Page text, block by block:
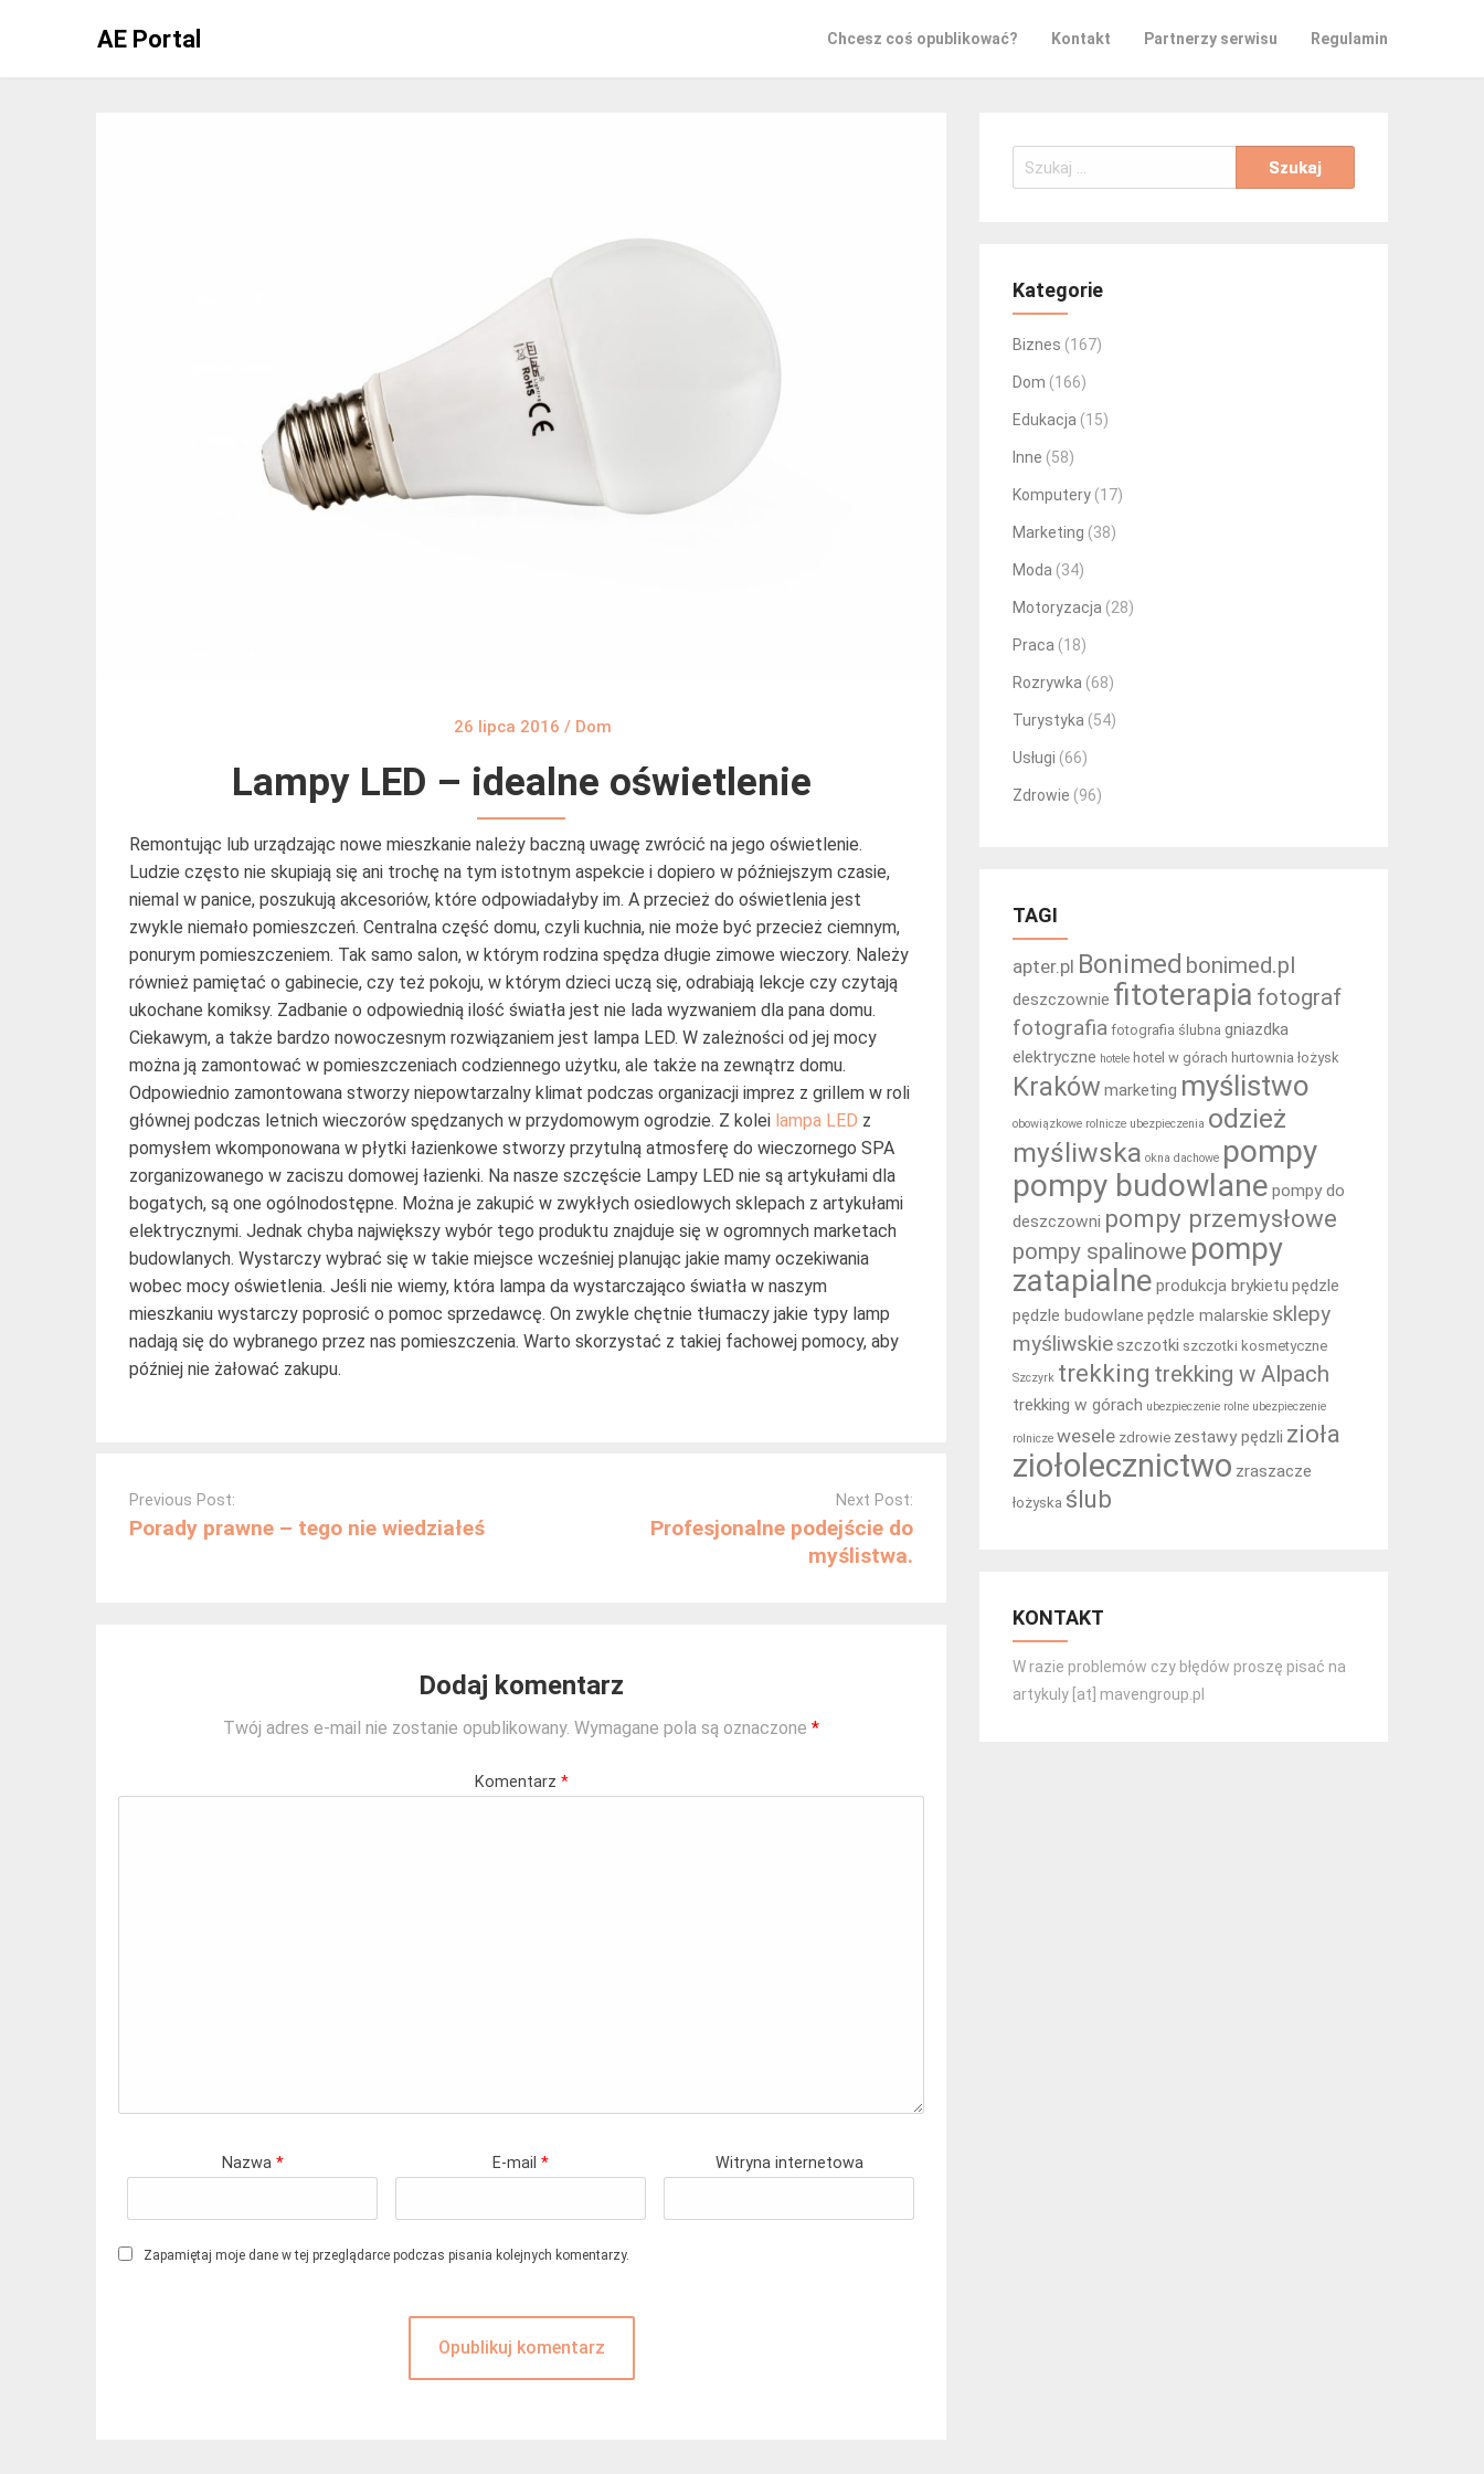
AE Portal Chcesz coś opublikować? Kontakt Partnerzy serwisu Regulamin
26 lipca 2016 / Dom
Lampy LED – idealne oświetlenie
Remontując lub urządzając nowe mieszkanie należy baczną uwagę zwrócić na jego oświetlenie.
Ludzie często nie skupiają się ani trochę na tym istotnym aspekcie i dopiero w późniejszym czasie,
niemal w panice, poszukują akcesoriów, które odpowiadałyby im. A przecież do oświetlenia jest
zwykle niemało pomieszczeń. Centralna część domu, czyli kuchnia, nie może być przecież ciemnym,
ponurym pomieszczeniem. Tak samo salon, w którym rodzina spędza długie zimowe wieczory. Należy
również pamiętać o gabinecie, czy też pokoju, w którym dzieci uczą się, odrabiają lekcje czy czytają
ukochane komiksy. Zadbanie o odpowiednią ilość światła jest nie lada wyzwaniem dla pana domu.
Ciekawym, a także bardzo nowoczesnym rozwiązaniem jest lampa LED. W zależności od jej mocy
można ją zamontować w pomieszczeniach codziennego użytku, ale także na zewnątrz domu.
Odpowiednio zamontowana stworzy niepowtarzalny klimat podczas organizacji imprez z grillem w roli
głównej podczas letnich wieczorów spędzanych w przydomowym ogrodzie. Z kolei lampa LED z
pomysłem wkomponowana w płytki łazienkowe stworzy przytulną atmosferę do wieczornego SPA
zorganizowanego w zaciszu domowej łazienki. Na nasze szczęście Lampy LED nie są artykułami dla
bogatych, są one ogólnodostępne. Można je zakupić w zwykłych osiedlowych sklepach z artykułami
elektrycznymi. Jednak chyba największy wybór tego produktu znajduje się w ogromnych marketach
budowlanych. Wystarczy wybrać się w takie miejsce wcześniej planując jakie mamy oczekiwania
wobec mocy oświetlenia. Jeśli nie wiemy, która lampa da wystarczająco światła w naszym
mieszkaniu wystarczy poprosić o pomoc sprzedawcę. On zwykle chętnie tłumaczy jakie typy lamp
nadają się do wybranego przez nas pomieszczenia. Warto skorzystać z takiej fachowej pomocy, aby
później nie żałować zakupu.
navigation
Previous Post:
Porady prawne – tego nie wiedziałeś
Next Post:
Profesjonalne podejście do
myślistwa.
Dodaj komentarz
Twój adres e-mail nie zostanie opublikowany. Wymagane pola są oznaczone *
Komentarz *
Nazwa * E-mail* Witryna internetowa
Zapamiętaj moje dane w tej przeglądarce podczas pisania kolejnych komentarzy.
Szukaj:
Kategorie
Biznes (167)
Dom (166)
Edukacja (15)
Inne (58)
Komputery (17)
Marketing (38)
Moda (34)
Motoryzacja (28)
Praca (18)
Rozrywka (68)
Turystyka (54)
Usługi (66)
Zdrowie (96)
TAGI
apter.pl Bonimed bonimed.pl
deszczownie fitoterapia fotograf
fotografia fotografia ślubna gniazdka
elektryczne hotele hotel w górach hurtownia łożysk
Kraków marketing myślistwo
obowiązkowe rolnicze ubezpieczenia odzież
myśliwska okna dachowe pompy
pompy budowlane pompy do
deszczowni pompy przemysłowe
pompy spalinowe pompy
zatapialne produkcja brykietu pędzle
pędzle budowlane pędzle malarskie sklepy
myśliwskieszczotki szczotki kosmetyczne
Szczyrk trekking trekking w Alpach
trekking w górach ubezpieczenie rolne ubezpieczenie
rolnicze wesele zdrowie zestawy pędzli zioła
ziołolecznictwo zraszacze
łożyska ślub
KONTAKT
W razie problemów czy błędów proszę pisać na
artykuly [at] mavengroup.pl